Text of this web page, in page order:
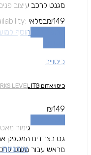
מגנט לרכב עיצוב
₪149
במלאי
הוסף
כיסויים
כיסוי אדום IPHONE 11 – PATCHWORKS LEVEL ITG
₪149
גימור
גס בצדדים המספק
מראש עבור מגנט